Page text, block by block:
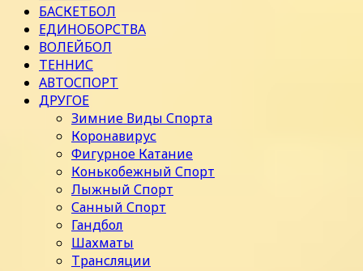
БАСКЕТБОЛ
ЕДИНОБОРСТВА
ВОЛЕЙБОЛ
ТЕННИС
АВТОСПОРТ
ДРУГОЕ
Зимние Виды Спорта
Коронавирус
Фигурное Катание
Конькобежный Спорт
Лыжный Спорт
Санный Спорт
Гандбол
Шахматы
Трансляции